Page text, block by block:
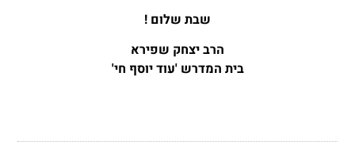
שבת שלום !
הרב יצחק שפירא
בית המדרש 'עוד יוסף חי'